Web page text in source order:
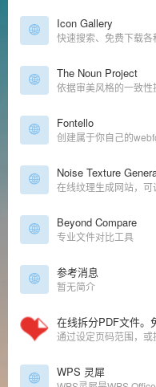
Icon Gallery
快速搜索、免费下载各
The Noun Project
依据审美风格的一致
Fontello
创建属于你自己的
Noise Texture
在线纹理生成网站，
Beyond Compare
专业文件对比工具
参考消息
暂无简介
在线拆分PDF文件。
WPS 灵犀